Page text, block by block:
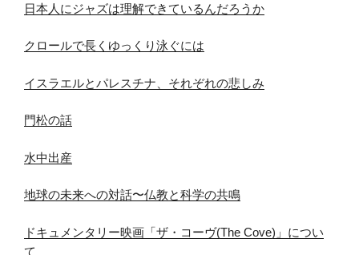
日本人にジャズは理解できているんだろうか
クロールで長くゆっくり泳ぐには
イスラエルとパレスチナ、それぞれの悲しみ
門松の話
水中出産
地球の未来への対話〜仏教と科学の共鳴
ドキュメンタリー映画「ザ・コーヴ(The Cove)」につい
て